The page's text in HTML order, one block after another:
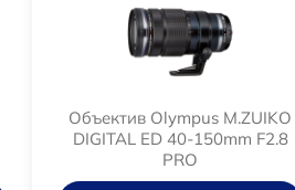
Объектив Olympus M.ZUIKO
DIGITAL ED 40-150mm F2.8
PRO